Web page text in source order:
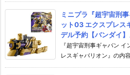
ミニプラ『超宇宙刑
ット03 エクスプレス
デル予約【バンダイ
『超宇宙刑事ギャバン
レスギャバリオン』の内